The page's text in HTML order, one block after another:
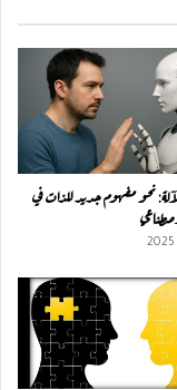
نحو مفهوم جديد للذات في